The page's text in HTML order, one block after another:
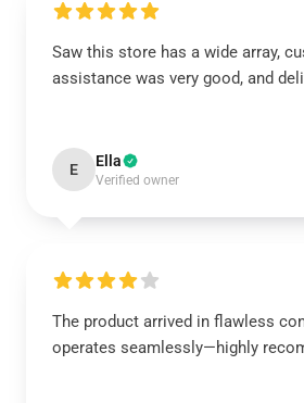
Saw this store has a wide array,
assistance was very good, and
E Ella
Verified owner
The product arrived in flawless
operates seamlessly—highly